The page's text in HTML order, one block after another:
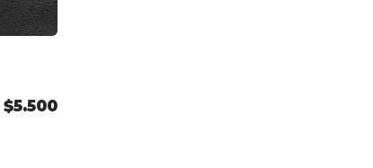
$5.500